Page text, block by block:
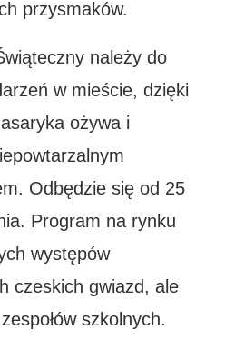
przysmaków.
należy do
w mieście, dzięki
ożywa i
Odbędzie się od 25
Program na rynku
występów
czeskich gwiazd, ale
szkolnych.